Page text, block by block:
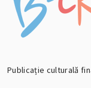
Publicație culturală